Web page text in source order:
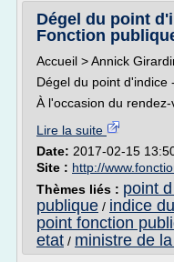
Dégel du point
Fonction
Accueil > Annick
Dégel du point d'indice
À l'occasion du rendez-
Lire la suite
Date: 2017-02-15
Site : http://
Thèmes liés : point
publique / indice
point fonction
etat / ministre de